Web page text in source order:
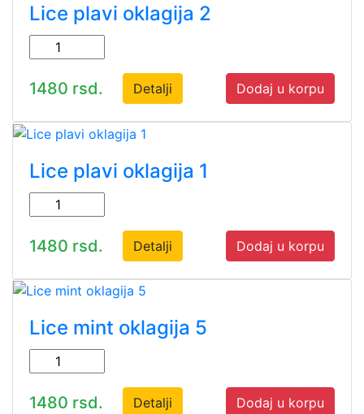
Lice plavi oklagija 2
1480 rsd. Detalji Dodaj u korpu
Lice plavi oklagija 1
1480 rsd. Detalji Dodaj u korpu
Lice mint oklagija 5
1480 rsd. Detalji Dodaj u korpu